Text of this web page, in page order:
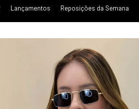
Lançamentos Reposições da Semana